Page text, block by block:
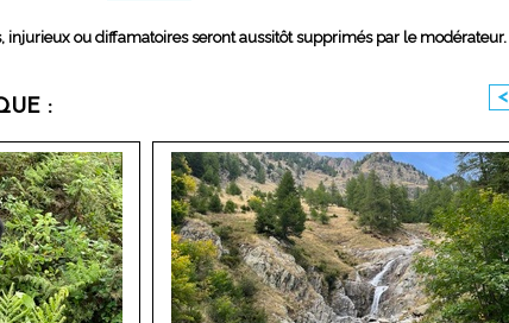
injurieux ou diffamatoires seront aussitôt supprimés par le modérateur.
: <